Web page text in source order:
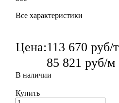
Все характеристики
Цена:113 670 руб/т
85 821 руб/м
В наличии
Купить